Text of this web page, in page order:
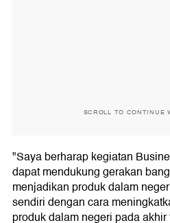
SCROLL TO CONTINUE
"Saya berharap kegiatan
dapat mendukung gerakan
menjadikan produk dalam
sendiri dengan cara
produk dalam negeri pada